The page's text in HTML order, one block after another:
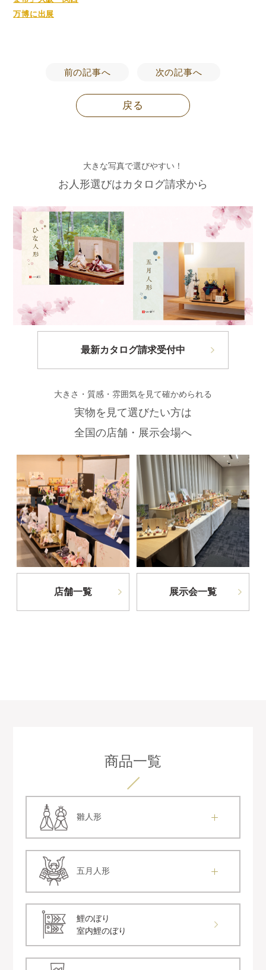
万博に出展
前の記事へ 次の記事へ
戻る
大きな写真で選びやすい！
お人形選びはカタログ請求から
最新カタログ請求受付中
大きさ・質感・雰囲気を見て確かめられる
実物を見て選びたい方は
全国の店舗・展示会場へ
店舗一覧 展示会一覧
商品一覧
雛人形
五月人形
鯉のぼり
室内鯉のぼり